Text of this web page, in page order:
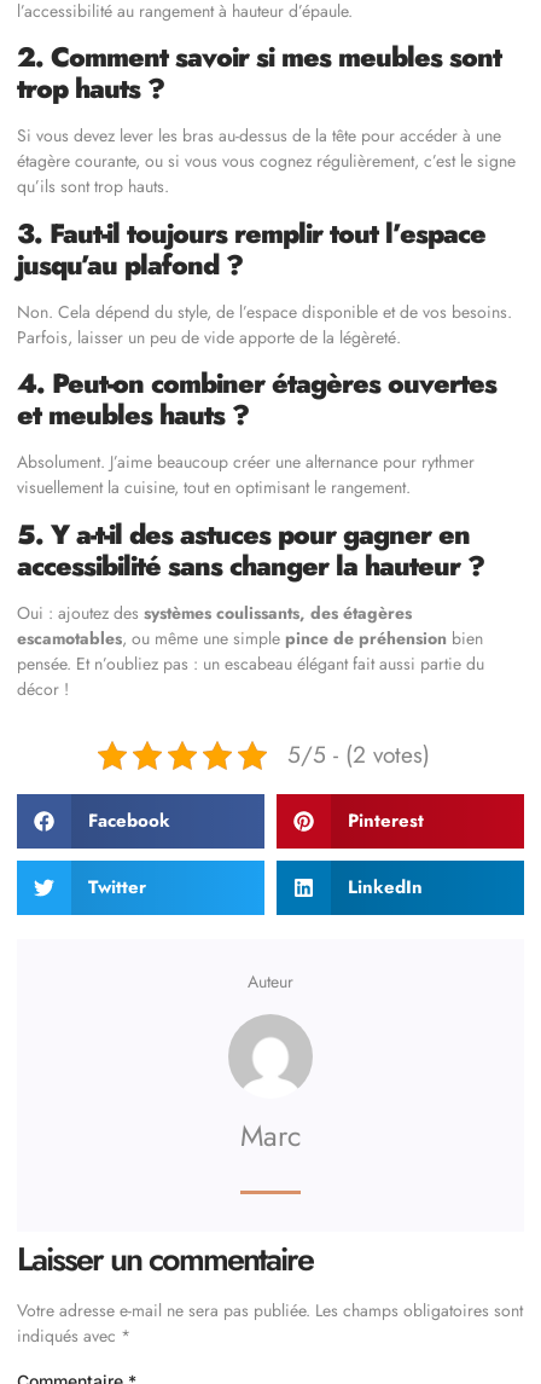
l’accessibilité au rangement à hauteur d’épaule.
2. Comment savoir si mes meubles sont
trop hauts ?
Si vous devez lever les bras au-dessus de la tête pour accéder à une
étagère courante, ou si vous vous cognez régulièrement, c’est le signe
qu’ils sont trop hauts.
3. Faut-il toujours remplir tout l’espace
jusqu’au plafond ?
Non. Cela dépend du style, de l’espace disponible et de vos besoins.
Parfois, laisser un peu de vide apporte de la légèreté.
4. Peut-on combiner étagères ouvertes
et meubles hauts ?
Absolument. J’aime beaucoup créer une alternance pour rythmer
visuellement la cuisine, tout en optimisant le rangement.
5. Y a-t-il des astuces pour gagner en
accessibilité sans changer la hauteur ?
Oui : ajoutez des systèmes coulissants, des étagères
escamotables, ou même une simple pince de préhension bien
pensée. Et n’oubliez pas : un escabeau élégant fait aussi partie du
décor !
5/5 - (2 votes)
Facebook Pinterest
Twitter LinkedIn
Auteur
Marc
Laisser un commentaire
Votre adresse e-mail ne sera pas publiée. Les champs obligatoires sont
indiqués avec *